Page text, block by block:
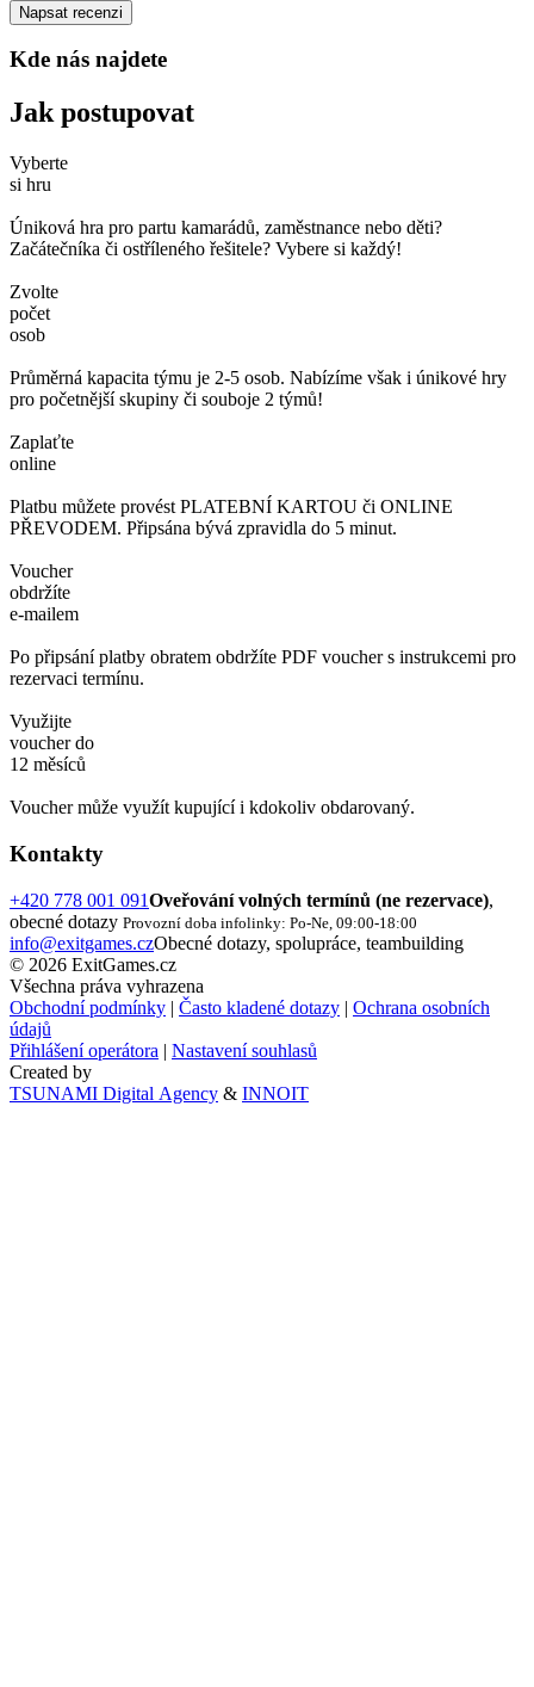
Napsat recenzi
Kde nás najdete
Jak postupovat
Vyberte
si hru
Úniková hra pro partu kamarádů, zaměstnance nebo děti?
Začátečníka či ostříleného řešitele? Vybere si každý!
Zvolte
počet
osob
Průměrná kapacita týmu je 2-5 osob. Nabízíme však i únikové hry
pro početnější skupiny či souboje 2 týmů!
Zaplaťte
online
Platbu můžete provést PLATEBNÍ KARTOU či ONLINE
PŘEVODEM. Připsána bývá zpravidla do 5 minut.
Voucher
obdržíte
e-mailem
Po připsání platby obratem obdržíte PDF voucher s instrukcemi pro
rezervaci termínu.
Využijte
voucher do
12 měsíců
Voucher může využít kupující i kdokoliv obdarovaný.
Kontakty
+420 778 001 091Oveřování volných termínů (ne rezervace),
obecné dotazy Provozní doba infolinky: Po-Ne, 09:00-18:00
info@exitgames.czObecné dotazy, spolupráce, teambuilding
© 2026 ExitGames.cz
Všechna práva vyhrazena
Obchodní podmínky | Často kladené dotazy | Ochrana osobních
údajů
Přihlášení operátora | Nastavení souhlasů
Created by
TSUNAMI Digital Agency & INNOIT